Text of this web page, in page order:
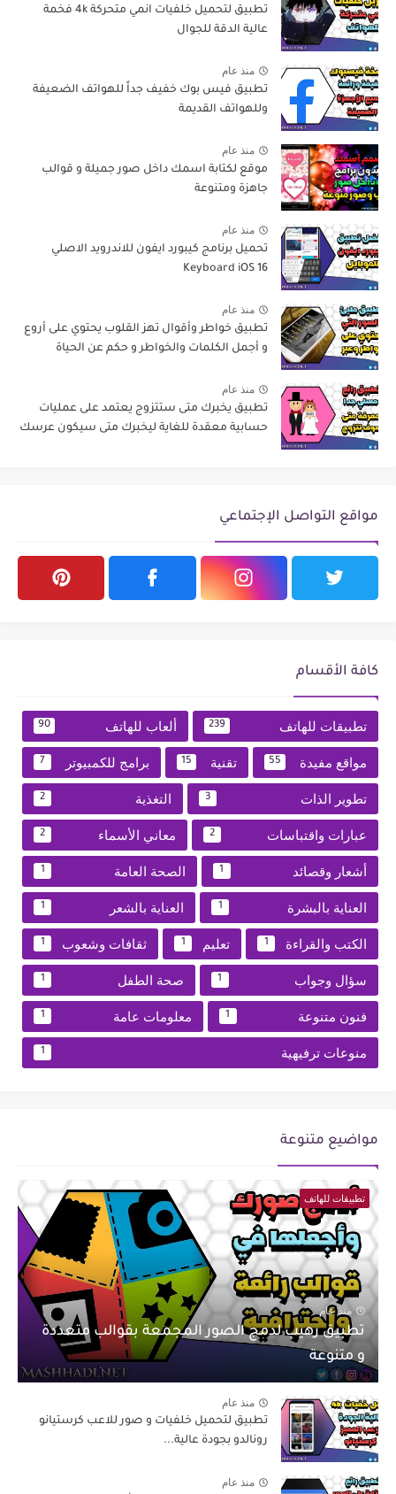
تطبيق لتحميل خلفيات انمي متحركة 4k فخمة
عالية الدقة للجوال
منذ عام
تطبيق فيس بوك خفيف جداً للهواتف الضعيفة
وللهواتف القديمة
منذ عام
موقع لكتابة اسمك داخل صور جميلة و قوالب
جاهزة ومتنوعة
منذ عام
تحميل برنامج كيبورد ايفون للاندرويد الاصلي
Keyboard iOS 16
منذ عام
تطبيق خواطر وأقوال تهز القلوب يحتوي على أروع
و أجمل الكلمات والخواطر و حكم عن الحياة
منذ عام
تطبيق يخبرك متى ستتزوج يعتمد على عمليات
حسابية معقدة للغاية ليخبرك متى سيكون عرسك
مواقع التواصل الإجتماعي
كافة الأقسام
تطبيقات للهاتف 239 ألعاب للهاتف 90
مواقع مفيدة 55 تقنية 15 برامج للكمبيوتر 7
تطوير الذات 3 التغذية 2
عبارات واقتباسات 2 معاني الأسماء 2
أشعار وقصائد 1 الصحة العامة 1
العناية بالبشرة 1 العناية بالشعر 1
الكتب والقراءة 1 تعليم 1 ثقافات وشعوب 1
سؤال وجواب 1 صحة الطفل 1
فنون متنوعة 1 معلومات عامة 1
منوعات ترفيهية 1
مواضيع متنوعة
تطبيقات للهاتف
منذ عام
تطبيق رهيب لدمج الصور المجمعة بقوالب متعددة
و متنوعة
منذ عام
تطبيق لتحميل خلفيات و صور للاعب كرستيانو
رونالدو بجودة عالية...
منذ عام